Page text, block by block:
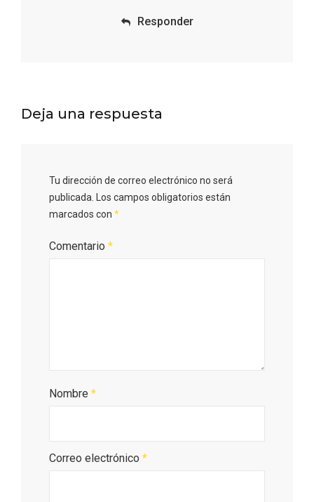
Responder
Deja una respuesta
Tu dirección de correo electrónico no será
publicada.
Los campos obligatorios están
marcados con *
Comentario *
Nombre *
Correo electrónico *